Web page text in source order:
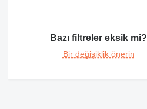
Bazı filtreler eksik mi?
Bir değişiklik önerin